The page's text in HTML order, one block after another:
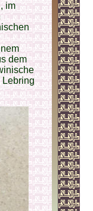
im
dem
Lebring